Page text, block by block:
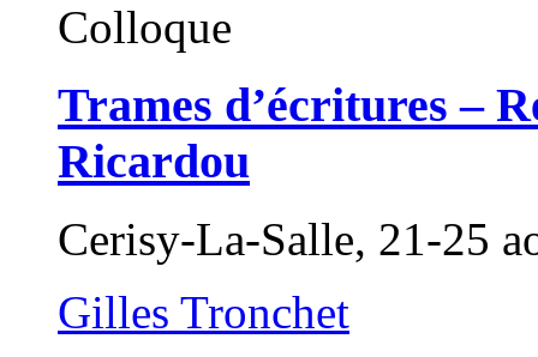
Colloque
Trames d’écritures –
Ricardou
Cerisy-La-Salle, 21-25
Gilles Tronchet